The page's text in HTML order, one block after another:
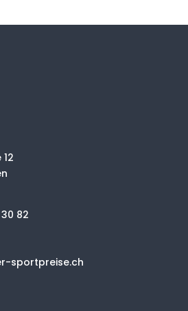
82
sportpreise.ch